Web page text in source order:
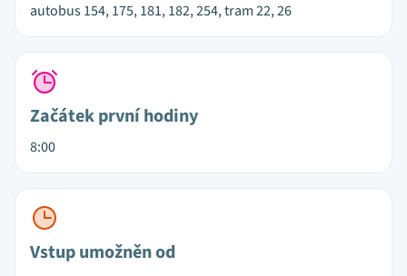
autobus 154, 175, 181, 182, 254, tram 22, 26
Začátek první hodiny
8:00
Vstup umožněn od